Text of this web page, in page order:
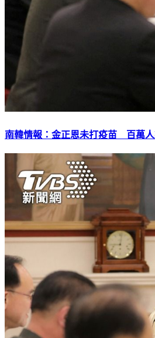
南韓情報：金正恩未打疫苗 百萬